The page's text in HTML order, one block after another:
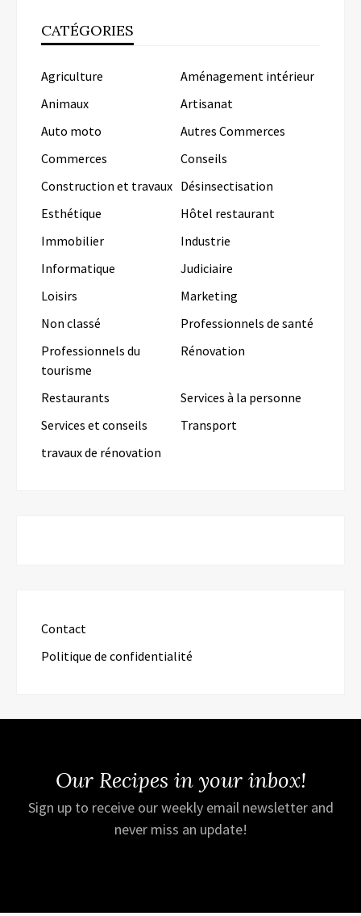
CATÉGORIES
Agriculture
Aménagement intérieur
Animaux
Artisanat
Auto moto
Autres Commerces
Commerces
Conseils
Construction et travaux Désinsectisation
Esthétique
Hôtel restaurant
Immobilier
Industrie
Informatique
Judiciaire
Loisirs
Marketing
Non classé
Professionnels de santé
Professionnels du
tourisme
Rénovation
Restaurants
Services à la personne
Services et conseils
Transport
travaux de rénovation
Contact
Politique de confidentialité
Our Recipes in your inbox!
Sign up to receive our weekly email newsletter and
never miss an update!